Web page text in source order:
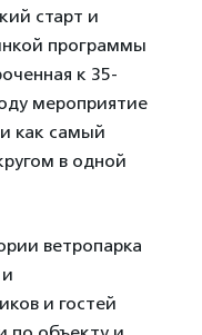
старт и
программы
к 35-
мероприятие
как самый
в одной
ветропарка
и гостей